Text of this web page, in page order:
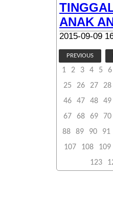
ANAK
2015-09-09
PREVIOUS
1 2 3 4 5 6
25
26 27 28
46
47 48 49
67
68 69 70
88
89 90 91
107
108 109
123